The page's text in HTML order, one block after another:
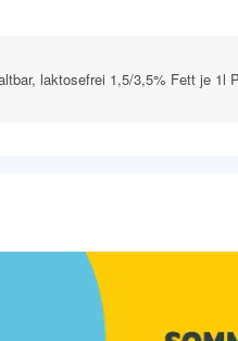
laktosefrei 1,5/3,5% Fett je 1l